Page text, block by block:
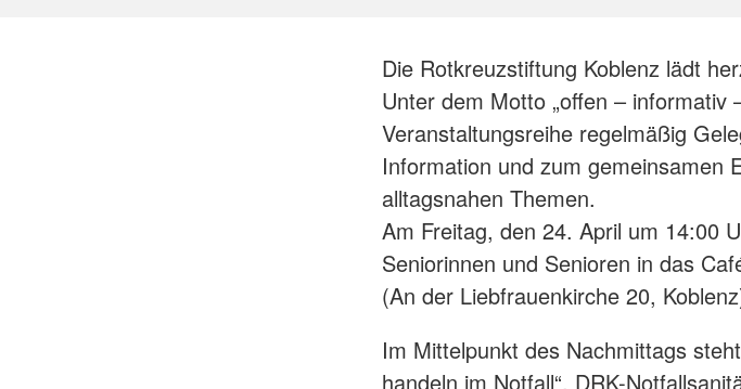
Die Rotkreuzstiftung Koblenz lädt
Unter dem Motto „offen – informativ
Veranstaltungsreihe regelmäßig
Information und zum gemeinsamen
alltagsnahen Themen.
Am Freitag, den 24. April um 14:00
Seniorinnen und Senioren in das
(An der Liebfrauenkirche 20,
Im Mittelpunkt des Nachmittags
handeln im Notfall“. DRK-